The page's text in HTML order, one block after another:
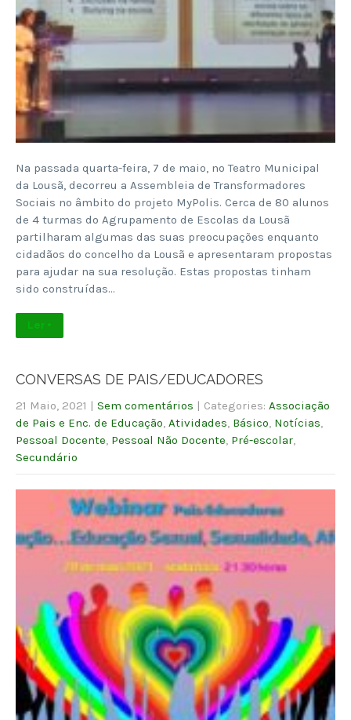
Na passada quarta-feira, 7 de maio, no Teatro Municipal
da Lousã, decorreu a Assembleia de Transformadores
Sociais no âmbito do projeto MyPolis. Cerca de 80 alunos
de 4 turmas do Agrupamento de Escolas da Lousã
partilharam algumas das suas preocupações enquanto
cidadãos do concelho da Lousã e apresentaram propostas
para ajudar na sua resolução. Estas propostas tinham
sido construídas…
Ler +
CONVERSAS DE PAIS/EDUCADORES
21 Maio, 2021 | Sem comentários | Categories: Associação
de Pais e Enc. de Educação Atividades Básico Notícias
Pessoal Docente Pessoal Não Docente Pré-escolar
Secundário